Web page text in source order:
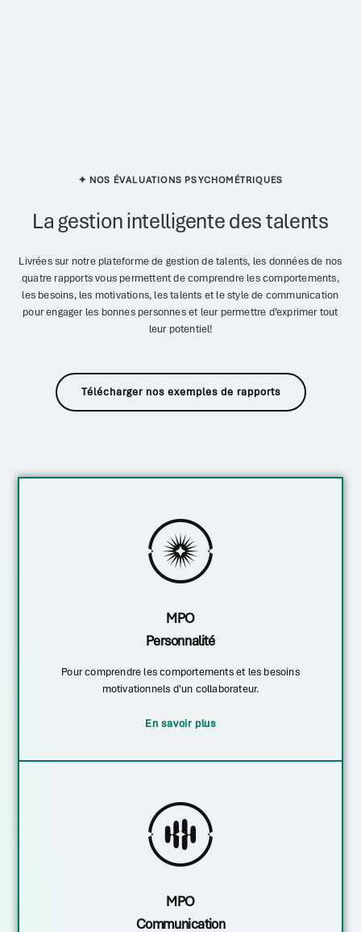
✦ NOS ÉVALUATIONS PSYCHOMÉTRIQUES
La gestion intelligente des talents
Livrées sur notre plateforme de gestion de talents, les données de nos
quatre rapports vous permettent de comprendre les comportements,
les besoins, les motivations, les talents et le style de communication
pour engager les bonnes personnes et leur permettre d’exprimer tout
leur potentiel!
Télécharger nos exemples de rapports
MPO
Personnalité
Pour comprendre les comportements et les besoins
motivationnels d'un collaborateur.
En savoir plus
MPO
Communication